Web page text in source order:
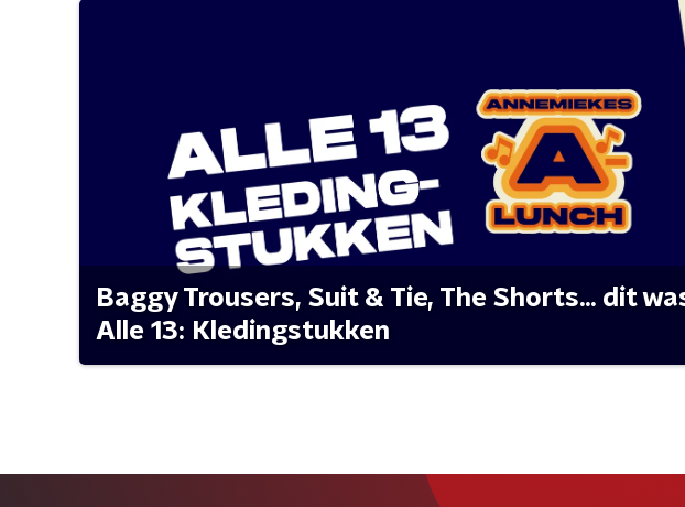
Baggy Trousers, Suit & Tie, The Shorts... dit
Alle 13: Kledingstukken